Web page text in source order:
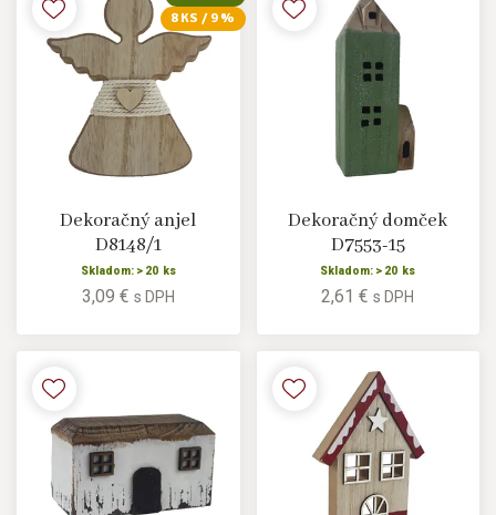
8 KS / 9 %
Dekoračný anjel
D8148/1
Skladom: > 20 ks
3,09 € s DPH
Dekoračný domček
D7553-15
Skladom: > 20 ks
2,61 €s DPH